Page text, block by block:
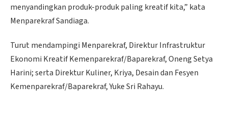
menyandingkan produk-produk paling kreatif kita,” kata
Menparekraf Sandiaga.
Turut mendampingi Menparekraf, Direktur Infrastruktur
Ekonomi Kreatif Kemenparekraf/Baparekraf, Oneng Setya
Harini; serta Direktur Kuliner, Kriya, Desain dan Fesyen
Kemenparekraf/Baparekraf, Yuke Sri Rahayu.